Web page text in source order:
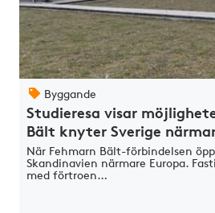
Byggande
Studieresa visar
Bält knyter Sverige
När Fehmarn Bält-förbindelsen
Skandinavien närmare Europa.
med förtroen…